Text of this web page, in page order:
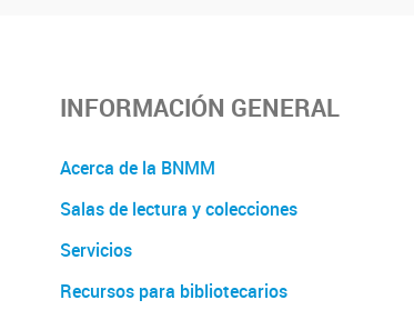
INFORMACIÓN GENERAL
Acerca de la BNMM
Salas de lectura y colecciones
Servicios
Recursos para bibliotecarios